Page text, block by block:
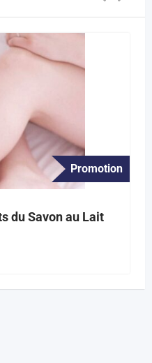
Promotion
du Savon au Lait